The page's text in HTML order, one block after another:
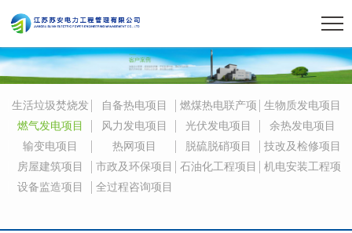
生活垃圾焚烧发
电项目
自备热电项目
燃煤热电联产项
目
生物质发电项目
燃气发电项目
风力发电项目 光伏发电项目
余热发电项目
输变电项目
热网项目 脱硫脱硝项目
技改及检修项目
房屋建筑项目
市政及环保项目 石油化工程项目
机电安装工程项
设备监造项目 全过程咨询项目